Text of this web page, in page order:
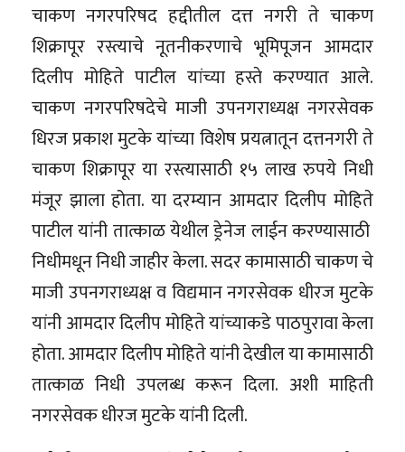
चाकण नगरपरिषद हद्दीतील दत्त नगरी ते चाकण
शिक्रापूर रस्त्याचे नूतनीकरणाचे भूमिपूजन आमदार
दिलीप मोहिते पाटील यांच्या हस्ते करण्यात आले.
चाकण नगरपरिषदेचे माजी उपनगराध्यक्ष नगरसेवक
धिरज प्रकाश मुटके यांच्या विशेष प्रयत्नातून दत्तनगरी ते
चाकण शिक्रापूर या रस्त्यासाठी १५ लाख रुपये निधी
मंजूर झाला होता. या दरम्यान आमदार दिलीप मोहिते
पाटील यांनी तात्काळ येथील ड्रेनेज लाईन करण्यासाठी
निधीमधून निधी जाहीर केला. सदर कामासाठी चाकण चे
माजी उपनगराध्यक्ष व विद्यमान नगरसेवक धीरज मुटके
यांनी आमदार दिलीप मोहिते यांच्याकडे पाठपुरावा केला
होता. आमदार दिलीप मोहिते यांनी देखील या कामासाठी
तात्काळ निधी उपलब्ध करून दिला. अशी माहिती
नगरसेवक धीरज मुटके यांनी दिली.